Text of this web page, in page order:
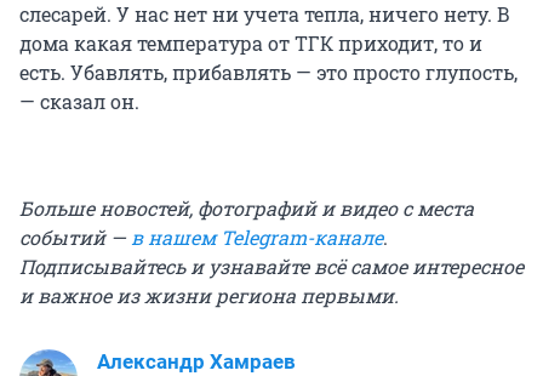
слесарей. У нас нет ни учета тепла, ничего нету. В
дома какая температура от ТГК приходит, то и
есть. Убавлять, прибавлять — это просто глупость,
— сказал он.
Больше новостей, фотографий и видео с места
событий —в нашем Telegram-канале.
Подписывайтесь и узнавайте всё самое интересное
и важное из жизни региона первыми.
Александр Хамраев